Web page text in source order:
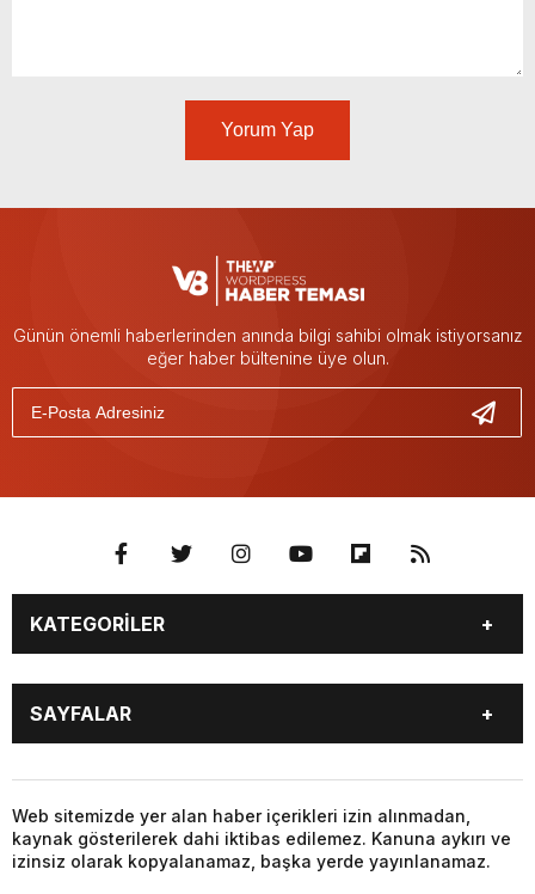
Yorum Yap
Günün önemli haberlerinden anında bilgi sahibi olmak istiyorsanız
eğer haber bültenine üye olun.
KATEGORİLER
BURÇLAR
CANLI BORSA
CANLI SONUÇLAR
COVID-19
FİKSTÜR
FİRMA EKLE
FİRMA REHBERİ
GAZETE OKU
GAZETELER
HABER GÖNDER
HAVA DURUMU
SAYFALAR
CANLI SONUÇLAR
CANLI TV
COVID-19
FİKSTÜR
FİRMA EKLE
FİRMA REHBERİ
Web sitemizde yer alan haber içerikleri izin alınmadan,
kaynak gösterilerek dahi iktibas edilemez. Kanuna aykırı ve
izinsiz olarak kopyalanamaz, başka yerde yayınlanamaz.